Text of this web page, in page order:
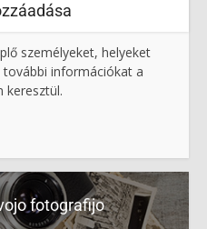
személyeket, helyeket
további információkat a
keresztül.
fotografijo